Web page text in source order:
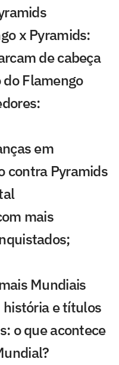
x Pyramids:
de cabeça
Flamengo
em
contra Pyramids
mais
Mundiais
e títulos
o que acontece